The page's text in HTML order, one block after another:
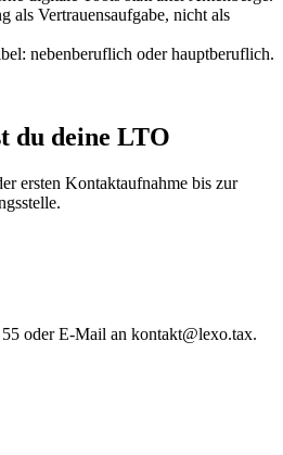
als Vertrauensaufgabe, nicht als
nebenberuflich oder hauptberuflich.
du deine LTO
ersten Kontaktaufnahme bis zur
oder E-Mail an kontakt@lexo.tax.